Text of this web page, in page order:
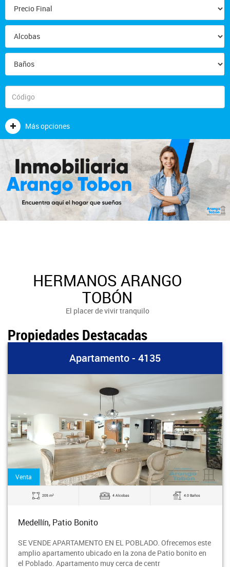
Más opciones
HERMANOS ARANGO
TOBÓN
El placer de vivir tranquilo
Propiedades Destacadas
Apartamento - 4135
Venta
205 m2 4 Alcobas 4.0 Baños
Medellín, Patio Bonito
SE VENDE APARTAMENTO EN EL POBLADO. Ofrecemos este
amplio apartamento ubicado en la zona de Patio bonito en
el Poblado. Apartamento muy cerca de centr